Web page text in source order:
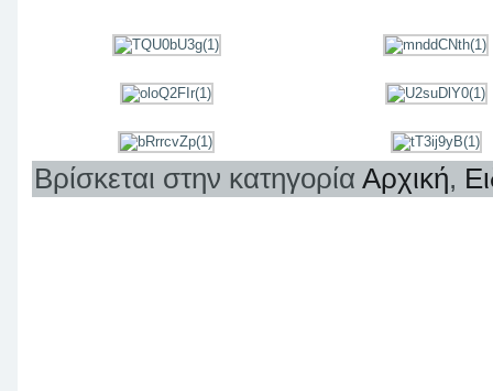
Βρίσκεται στην κατηγορία Αρχική,